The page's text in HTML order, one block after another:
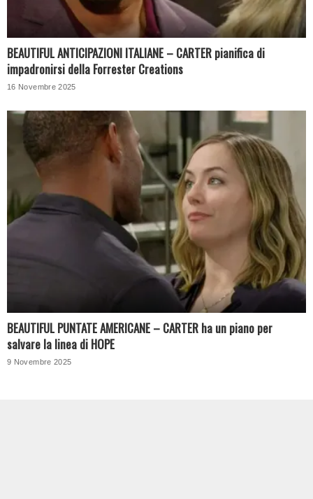
BEAUTIFUL ANTICIPAZIONI ITALIANE – CARTER pianifica di
impadronirsi della Forrester Creations
16 Novembre 2025
BEAUTIFUL PUNTATE AMERICANE – CARTER ha un piano per
salvare la linea di HOPE
9 Novembre 2025